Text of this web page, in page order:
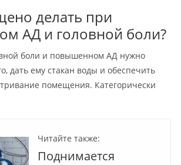
делать при
АД и головной боли?
боли и повышенном АД нужно
дать ему стакан воды и обеспечить
помещения. Категорически
Читайте также:
Поднимается